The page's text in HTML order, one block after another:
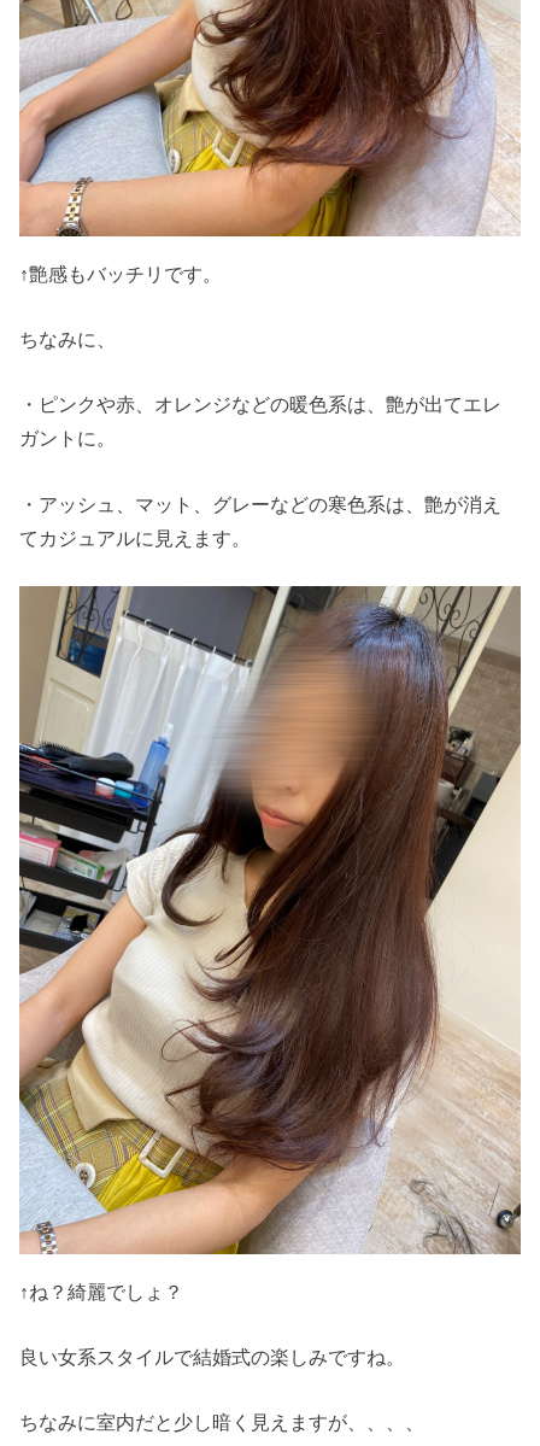
↑艶感もバッチリです。
ちなみに、
・ピンクや赤、オレンジなどの暖色系は、艶が出てエレ
ガントに。
・アッシュ、マット、グレーなどの寒色系は、艶が消え
てカジュアルに見えます。
↑ね？綺麗でしょ？
良い女系スタイルで結婚式の楽しみですね。
ちなみに室内だと少し暗く見えますが、、、、